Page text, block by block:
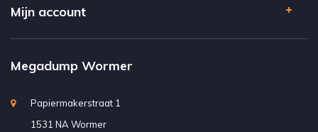
Mijn account
Megadump Wormer
Papiermakerstraat 1
1531 NA Wormer